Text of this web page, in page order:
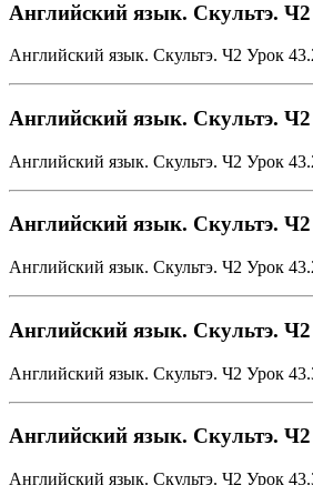
Английский язык. Скультэ. Ч2
Английский язык. Скультэ. Ч2 Урок
Английский язык. Скультэ. Ч2
Английский язык. Скультэ. Ч2 Урок
Английский язык. Скультэ. Ч2
Английский язык. Скультэ. Ч2 Урок
Английский язык. Скультэ. Ч2
Английский язык. Скультэ. Ч2 Урок
Английский язык. Скультэ. Ч2
Английский язык. Скультэ. Ч2 Урок